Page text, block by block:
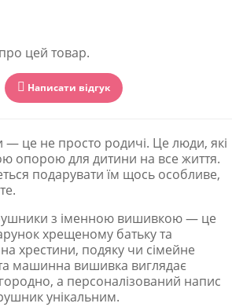
цей товар.
Написати відгук
— це не просто родичі. Це люди, які
опорою для дитини на все життя.
подарувати їм щось особливе,
з іменною вишивкою — це
хрещеному батьку та
хрестини, подяку чи сімейне
машинна вишивка виглядає
а персоналізований напис
унікальним.